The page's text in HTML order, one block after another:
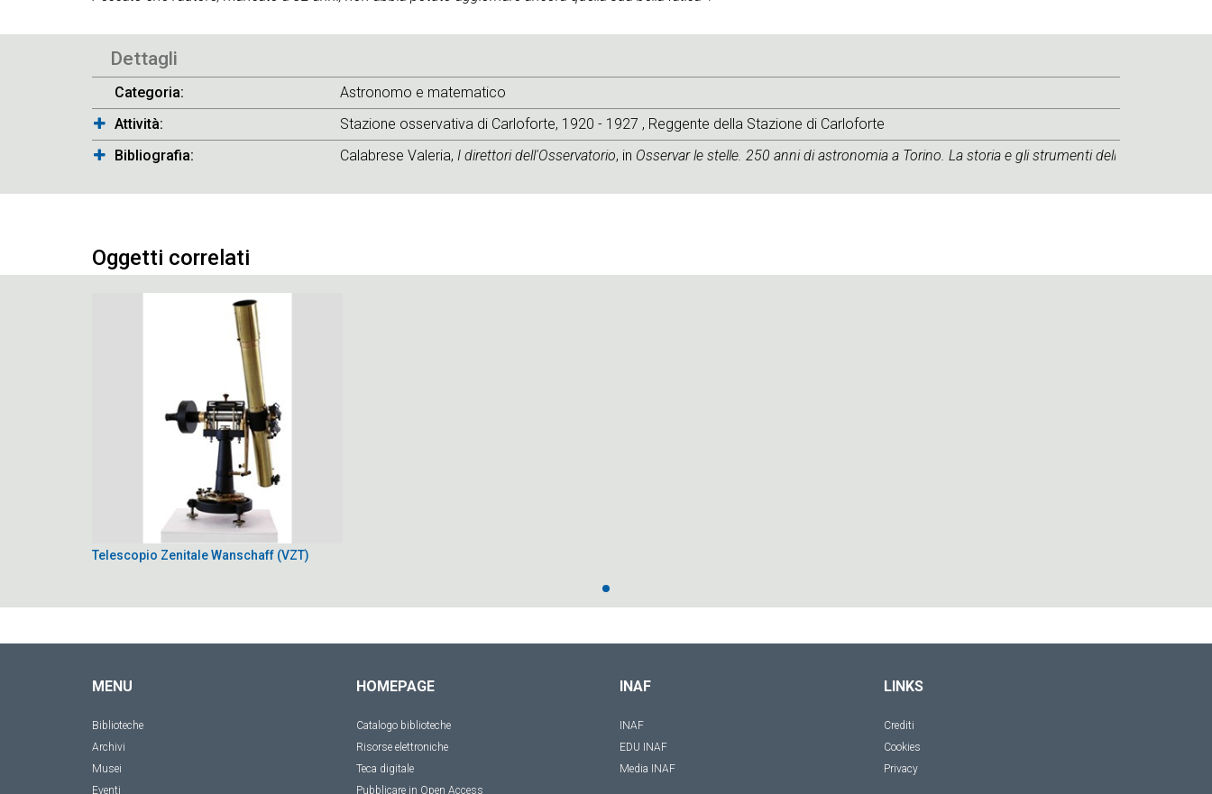
Dettagli
Categoria
Astronomo e matematico
Attività
Stazione osservativa di Carloforte, 1920 - 1927 , Reggente della Stazione di Carloforte
Bibliografia
Calabrese Valeria, I direttori dell'Osservatorio, in Osservar le stelle. 250 anni di astronomia a Torino. La storia e gli strumenti dell'Osservatorio
Oggetti correlati
Telescopio Zenitale Wanschaff (VZT)
MENU
Biblioteche
Archivi
Musei
Eventi
HOMEPAGE
Catalogo biblioteche
Risorse elettroniche
Teca digitale
Pubblicare in Open Access
INAF
INAF
EDU INAF
Media INAF
LINKS
Crediti
Cookies
Privacy